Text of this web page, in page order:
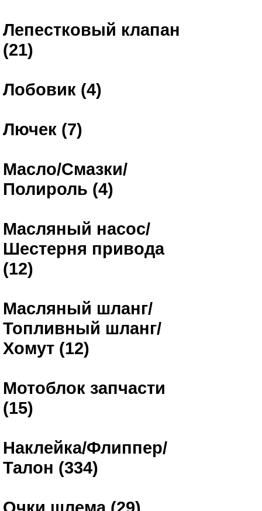
Лепестковый клапан
(21)
Лобовик (4)
Лючек (7)
Масло/Смазки/
Полироль (4)
Масляный насос/
Шестерня привода
(12)
Масляный шланг/
Топливный шланг/
Хомут (12)
Мотоблок запчасти
(15)
Наклейка/Флиппер/
Талон (334)